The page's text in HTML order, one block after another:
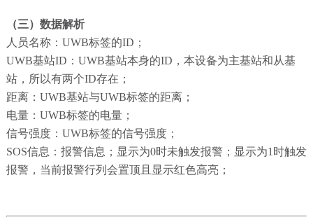
（三）数据解析
人员名称：UWB标签的ID；
UWB基站ID：UWB基站本身的ID，本设备为主基站和从基
站，所以有两个ID存在；
距离：UWB基站与UWB标签的距离；
电量：UWB标签的电量；
信号强度：UWB标签的信号强度；
SOS信息：报警信息；显示为0时未触发报警；显示为1时触发
报警，当前报警行列会置顶且显示红色高亮；